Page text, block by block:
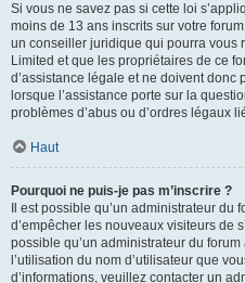
Si vous ne savez pas si cette loi
moins de 13 ans inscrits sur votre
un conseiller juridique qui pourra vous
Limited et que les propriétaires de ce
d’assistance légale et ne doivent donc
lorsque l’assistance porte sur la
problèmes d’abus ou d’ordres légaux
Haut
Pourquoi ne puis-je pas m’inscrire ?
Il est possible qu’un administrateur
d’empêcher les nouveaux visiteurs de
possible qu’un administrateur du
l’utilisation du nom d’utilisateur que
d’informations, veuillez contacter un